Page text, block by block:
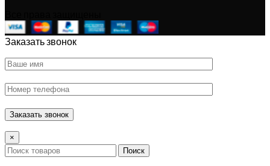
Заказать звонок
×
Поиск